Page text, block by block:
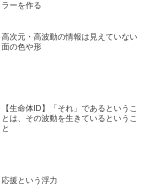
ラーを作る
高次元・高波動の情報は見えていない
面の色や形
【生命体ID】「それ」であるというこ
とは、その波動を生きているというこ
と
応援という浮力